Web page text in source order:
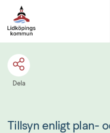
Dela
Tillsyn enligt plan-